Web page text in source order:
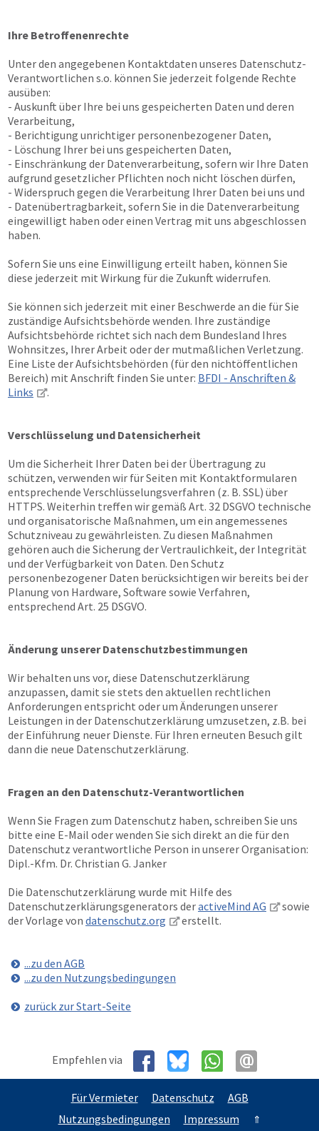
Ihre Betroffenenrechte
Unter den angegebenen Kontaktdaten unseres Datenschutz-
Verantwortlichen s.o. können Sie jederzeit folgende Rechte
ausüben:
- Auskunft über Ihre bei uns gespeicherten Daten und deren
Verarbeitung,
- Berichtigung unrichtiger personenbezogener Daten,
- Löschung Ihrer bei uns gespeicherten Daten,
- Einschränkung der Datenverarbeitung, sofern wir Ihre Daten
aufgrund gesetzlicher Pflichten noch nicht löschen dürfen,
- Widerspruch gegen die Verarbeitung Ihrer Daten bei uns und
- Datenübertragbarkeit, sofern Sie in die Datenverarbeitung
eingewilligt haben oder einen Vertrag mit uns abgeschlossen
haben.
Sofern Sie uns eine Einwilligung erteilt haben, können Sie
diese jederzeit mit Wirkung für die Zukunft widerrufen.
Sie können sich jederzeit mit einer Beschwerde an die für Sie
zuständige Aufsichtsbehörde wenden. Ihre zuständige
Aufsichtsbehörde richtet sich nach dem Bundesland Ihres
Wohnsitzes, Ihrer Arbeit oder der mutmaßlichen Verletzung.
Eine Liste der Aufsichtsbehörden (für den nichtöffentlichen
Bereich) mit Anschrift finden Sie unter: BFDI - Anschriften &
Links
.
Verschlüsselung und Datensicherheit
Um die Sicherheit Ihrer Daten bei der Übertragung zu
schützen, verwenden wir für Seiten mit Kontaktformularen
entsprechende Verschlüsselungsverfahren (z. B. SSL) über
HTTPS. Weiterhin treffen wir gemäß Art. 32 DSGVO technische
und organisatorische Maßnahmen, um ein angemessenes
Schutzniveau zu gewährleisten. Zu diesen Maßnahmen
gehören auch die Sicherung der Vertraulichkeit, der Integrität
und der Verfügbarkeit von Daten. Den Schutz
personenbezogener Daten berücksichtigen wir bereits bei der
Planung von Hardware, Software sowie Verfahren,
entsprechend Art. 25 DSGVO.
Änderung unserer Datenschutzbestimmungen
Wir behalten uns vor, diese Datenschutzerklärung
anzupassen, damit sie stets den aktuellen rechtlichen
Anforderungen entspricht oder um Änderungen unserer
Leistungen in der Datenschutzerklärung umzusetzen, z.B. bei
der Einführung neuer Dienste. Für Ihren erneuten Besuch gilt
dann die neue Datenschutzerklärung.
Fragen an den Datenschutz-Verantwortlichen
Wenn Sie Fragen zum Datenschutz haben, schreiben Sie uns
bitte eine E-Mail oder wenden Sie sich direkt an die für den
Datenschutz verantwortliche Person in unserer Organisation:
Dipl.-Kfm. Dr. Christian G. Janker
Die Datenschutzerklärung wurde mit Hilfe des
Datenschutzerklärungsgenerators deractiveMind AG
sowie
der Vorlage von datenschutz.org erstellt.
...zu den AGB
...zu den Nutzungsbedingungen
zurück zur Start-Seite
Empfehlen via
Für Vermieter Datenschutz
AGB
Nutzungsbedingungen
Impressum ⇑